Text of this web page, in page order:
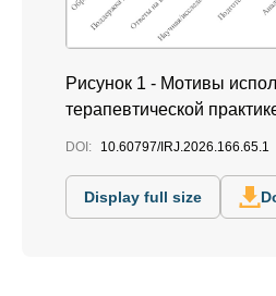
Рисунок 1 - Мотивы
терапевтической
DOI: 10.60797/IRJ.2026.166.65.1
Display full size